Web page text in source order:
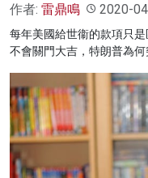
作者: 雷鼎鳴 2020-
每年美國給世衞的款項只
不會關門大吉，特朗普為